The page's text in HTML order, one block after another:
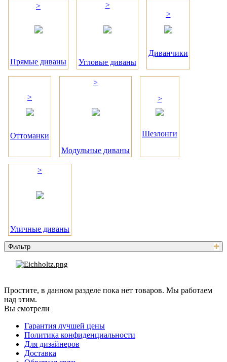
>
Прямые диваны
>
Угловые диваны
>
Диванчики
>
Оттоманки
>
Модульные диваны
>
Шезлонги
>
Уличные диваны
Фильтр
Простите, в данном разделе пока нет товаров. Мы работаем
над этим.
Вы смотрели
Гарантия лучшей цены
Политика конфиденциальности
Для дизайнеров
Доставка